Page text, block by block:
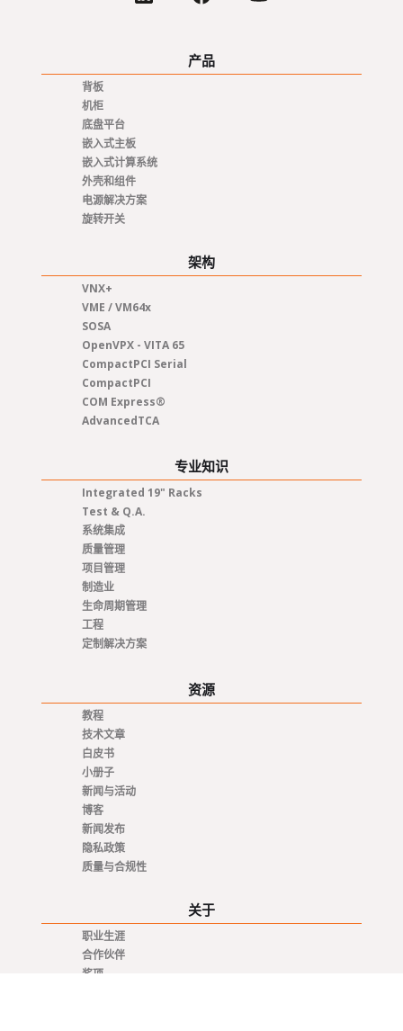
产品
背板
机柜
底盘平台
嵌入式主板
嵌入式计算系统
外壳和组件
电源解决方案
旋转开关
架构
VNX+
VME / VM64x
SOSA
OpenVPX - VITA 65
CompactPCI Serial
CompactPCI
COM Express®
AdvancedTCA
专业知识
Integrated 19" Racks
Test & Q.A.
系统集成
质量管理
项目管理
制造业
生命周期管理
工程
定制解决方案
资源
教程
技术文章
白皮书
小册子
新闻与活动
博客
新闻发布
隐私政策
质量与合规性
关于
职业生涯
合作伙伴
奖项